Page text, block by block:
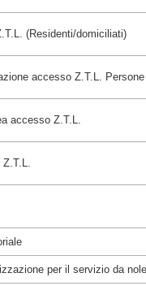
(Residenti/domiciliati)
accesso Z.T.L.
accesso Z.T.L.
Z.T.L.
per il servizio da